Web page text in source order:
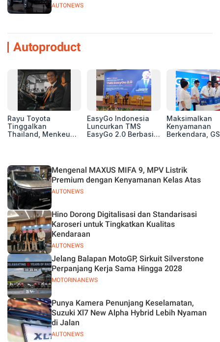
AUTONEWS
Autoproduct
Rayu Toyota
Tinggalkan
Thailand, Menkeu
Basis Produksi
ASEAN
EasyGo Indonesia
Luncurkan TMS
EasyGo 2.0 Berbasis
Maksimalkan
Kenyamanan
Berkendara,
2026
AUTONEWS
Mengenal MAXUS MIFA 9, MPV Listrik
Premium dengan Kenyamanan Kelas Atas
AUTONEWS
Hino Dorong Digitalisasi dan Standarisasi
Karoseri untuk Tingkatkan Kualitas
Kendaraan
MOTORINANEWS
Jelang Balapan MotoGP, Sirkuit Silverstone
Perpanjang Kerja Sama Hingga 2028
AUTONEWS
Punya Kamera Penunjang Keselamatan,
Suzuki Xl7 New Alpha Hybrid Lebih Nyaman
di Jalan